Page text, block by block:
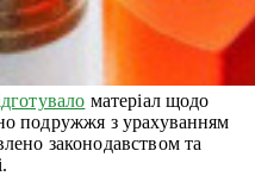
матеріал щодо
подружжя з урахуванням
законодавством та